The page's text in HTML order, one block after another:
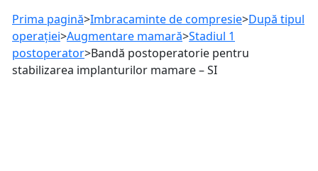
Prima pagină>Imbracaminte de compresie>După tipul
operației>Augmentare mamară>Stadiul 1
postoperator>Bandă postoperatorie pentru
stabilizarea implanturilor mamare – SI